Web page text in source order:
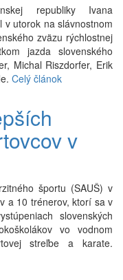
republiky Ivana
v utorok na slávnostnom
zväzu rýchlostnej
jazda slovenského
Michal Riszdorfer, Erik
Celý článok
v
športu (SAUŠ) v
a 10 trénerov, ktorí sa v
slovenských
vo vodnom
streľbe a karate.